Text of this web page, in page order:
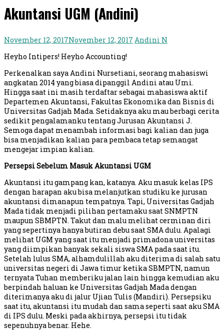
Akuntansi UGM (Andini)
November 12, 2017November 12, 2017 Andini N
Heyho Intipers! Heyho Accounting!
Perkenalkan saya Andini Nursetiani, seorang mahasiswi
angkatan 2014 yang biasa dipanggil Andini atau Umi.
Hingga saat ini masih terdaftar sebagai mahasiswa aktif
Departemen Akuntansi, Fakultas Ekonomika dan Bisnis di
Universitas Gadjah Mada. Setidaknya aku mau berbagi cerita
sedikit pengalamanku tentang Jurusan Akuntansi J.
Semoga dapat menambah informasi bagi kalian dan juga
bisa menjadikan kalian para pembaca tetap semangat
mengejar impian kalian.
Persepsi Sebelum Masuk Akuntansi UGM
Akuntansi itu gampang kan, katanya. Aku masuk kelas IPS
dengan harapan aku bisa melanjutkan studiku ke jurusan
akuntansi dimanapun tempatnya. Tapi, Universitas Gadjah
Mada tidak menjadi pilihan pertamaku saat SNMPTN
maupun SBMPTN. Takut dan malu melihat cerminan diri
yang sepertinya hanya butiran debu saat SMA dulu. Apalagi
melihat UGM yang saat itu menjadi primadona universitas
yang diimpikan banyak sekali siswa SMA pada saat itu.
Setelah lulus SMA, alhamdulillah aku diterima di salah satu
universitas negeri di Jawa timur ketika SBMPTN, namun
ternyata Tuhan memberiku jalan lain hingga kemudian aku
berpindah haluan ke Universitas Gadjah Mada dengan
diterimanya aku di jalur Ujian Tulis (Mandiri). Persepsiku
saat itu, akuntansi itu mudah dan sama seperti saat aku SMA
di IPS dulu. Meski pada akhirnya, persepsi itu tidak
sepenuhnya benar. Hehe.